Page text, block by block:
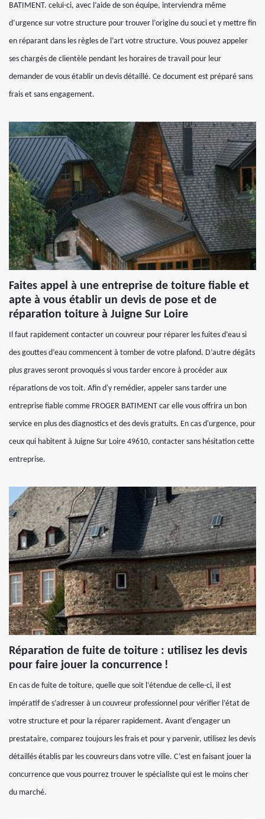
BATIMENT. celui-ci, avec l’aide de son équipe, interviendra même
d’urgence sur votre structure pour trouver l’origine du souci et y mettre fin
en réparant dans les règles de l’art votre structure. Vous pouvez appeler
ses chargés de clientèle pendant les horaires de travail pour leur
demander de vous établir un devis détaillé. Ce document est préparé sans
frais et sans engagement.
Faites appel à une entreprise de toiture fiable et
apte à vous établir un devis de pose et de
réparation toiture à Juigne Sur Loire
Il faut rapidement contacter un couvreur pour réparer les fuites d’eau si
des gouttes d’eau commencent à tomber de votre plafond. D’autre dégâts
plus graves seront provoqués si vous tarder encore à procéder aux
réparations de vos toit. Afin d'y remédier, appeler sans tarder une
entreprise fiable comme FROGER BATIMENT car elle vous offrira un bon
service en plus des diagnostics et des devis gratuits. En cas d'urgence, pour
ceux qui habitent à Juigne Sur Loire 49610, contacter sans hésitation cette
entreprise.
Réparation de fuite de toiture : utilisez les devis
pour faire jouer la concurrence !
En cas de fuite de toiture, quelle que soit l’étendue de celle-ci, il est
impératif de s’adresser à un couvreur professionnel pour vérifier l’état de
votre structure et pour la réparer rapidement. Avant d’engager un
prestataire, comparez toujours les frais et pour y parvenir, utilisez les devis
détaillés établis par les couvreurs dans votre ville. C’est en faisant jouer la
concurrence que vous pourrez trouver le spécialiste qui est le moins cher
du marché.